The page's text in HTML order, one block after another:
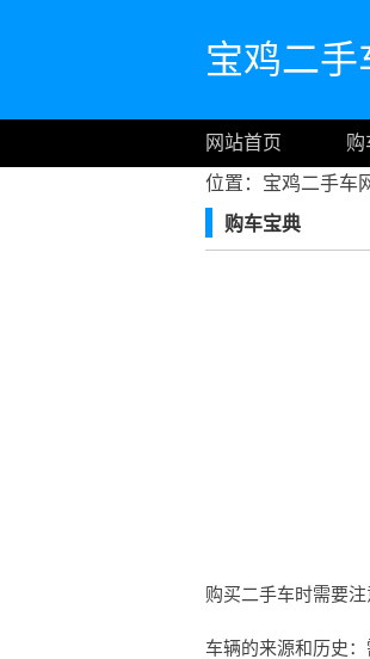
宝鸡二手
网站首页 购
位置：宝鸡二手车
购车宝典
购买二手车时需要注
车辆的来源和历史